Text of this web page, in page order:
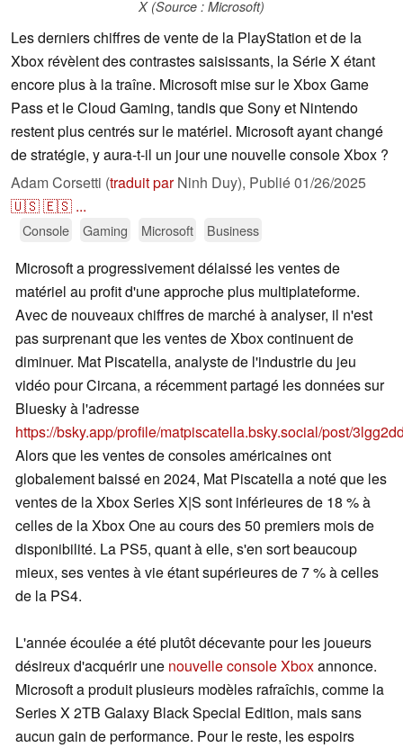
X (Source : Microsoft)
Les derniers chiffres de vente de la PlayStation et de la
Xbox révèlent des contrastes saisissants, la Série X étant
encore plus à la traîne. Microsoft mise sur le Xbox Game
Pass et le Cloud Gaming, tandis que Sony et Nintendo
restent plus centrés sur le matériel. Microsoft ayant changé
de stratégie, y aura-t-il un jour une nouvelle console Xbox ?
Adam Corsetti (traduit parNinh Duy), Publié01/26/2025
🇺🇸🇪🇸 ...
Console Gaming Microsoft Business
Microsoft a progressivement délaissé les ventes de
matériel au profit d'une approche plus multiplateforme.
Avec de nouveaux chiffres de marché à analyser, il n'est
pas surprenant que les ventes de Xbox continuent de
diminuer. Mat Piscatella, analyste de l'industrie du jeu
vidéo pour Circana, a récemment partagé les données sur
Bluesky à l'adresse
https://bsky.app/profile/matpiscatella.bsky.social/post/
Alors que les ventes de consoles américaines ont
globalement baissé en 2024, Mat Piscatella a noté que les
ventes de la Xbox Series X|S sont inférieures de 18 % à
celles de la Xbox One au cours des 50 premiers mois de
disponibilité. La PS5, quant à elle, s'en sort beaucoup
mieux, ses ventes à vie étant supérieures de 7 % à celles
de la PS4.
L'année écoulée a été plutôt décevante pour les joueurs
désireux d'acquérir une nouvelle console Xboxannonce.
Microsoft a produit plusieurs modèles rafraîchis, comme la
Series X 2TB Galaxy Black Special Edition, mais sans
aucun gain de performance. Pour le reste, les espoirs